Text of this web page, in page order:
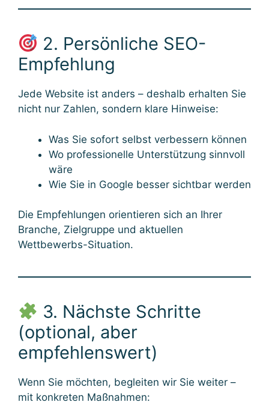
2. Persönliche SEO-
Empfehlung
Jede Website ist anders – deshalb erhalten Sie
nicht nur Zahlen, sondern klare Hinweise:
Was Sie sofort selbst verbessern können
Wo professionelle Unterstützung sinnvoll
wäre
Wie Sie in Google besser sichtbar werden
Die Empfehlungen orientieren sich an Ihrer
Branche, Zielgruppe und aktuellen
Wettbewerbs-Situation.
3. Nächste Schritte
(optional, aber
empfehlenswert)
Wenn Sie möchten, begleiten wir Sie weiter –
mit konkreten Maßnahmen: